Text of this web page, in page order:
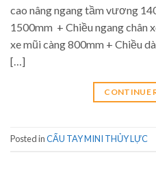
cao nâng ngang tầm vương
1500mm + Chiều ngang chân
xe mũi càng 800mm + Chiều
[…]
CONTINUE
Posted inCẨU TAY MINI THỦY LỰC